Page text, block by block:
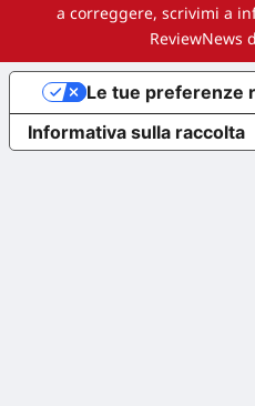
a correggere, scrivimi a
ReviewNews
Informativa sulla raccolta
Le tue preferenze